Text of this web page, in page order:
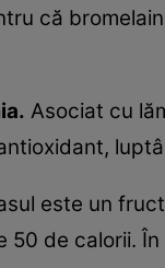
că
Asociat cu
este un
50 de calorii.